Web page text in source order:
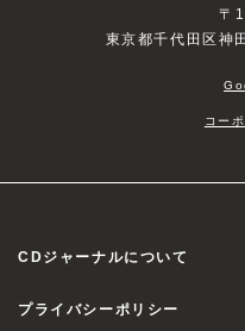
〒
東京都千代田区神
コー
CDジャーナルについて
プライバシーポリシー